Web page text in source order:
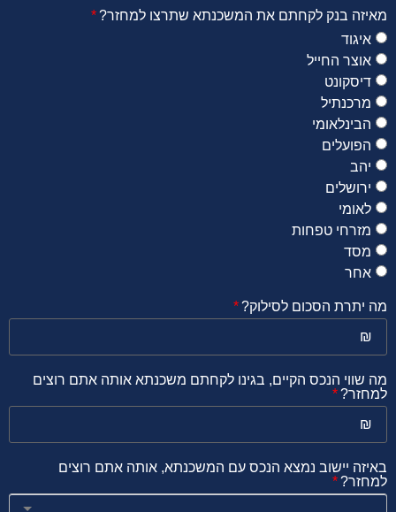
מאיזה בנק לקחתם את המשכנתא שתרצו למחזר?
איגוד
אוצר החייל
דיסקונט
מרכנתיל
הבינלאומי
הפועלים
יהב
ירושלים
לאומי
מזרחי טפחות
מסד
אחר
מה יתרת הסכום לסילוק?
מה שווי הנכס הקיים, בגינו לקחתם משכנתא אותה אתם רוצים
למחזר?
באיזה יישוב נמצא הנכס עם המשכנתא, אותה אתם רוצים
למחזר?